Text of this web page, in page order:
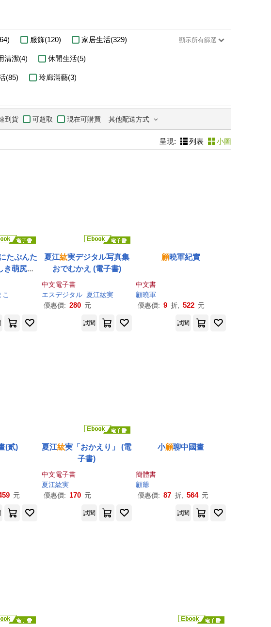
服飾(120) 家居生活(329)
清潔(4) 休閒生活(5)
(85) 玲廊滿藝(3)
顯示所有篩選
到貨 可超取 現在可購買 其他配送方式
呈現: 列表 小圖
たぷんた
き萌尻世
(電子
こ
夏江紘実デジタル写真集
おでむかえ (電子書)
中文電子書
エスデジタル 夏江紘実
優惠價: 280 元
顧曉軍紀實
中文書
顧曉軍
優惠價: 9 折, 522 元
試閱 試閱
(貳)
元
夏江紘実「おかえり」 (電
子書)
中文電子書
夏江紘実
優惠價: 170 元
小顧聊中國畫
簡體書
顧爺
優惠價: 87 折, 564 元
試閱 試閱